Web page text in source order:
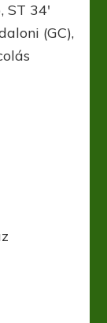
34′
(GC),